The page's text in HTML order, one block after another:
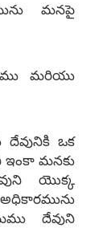
మనపై
మరియు
దేవునికి ఒక
ఇంకా మనకు
యొక్క
దేవుని